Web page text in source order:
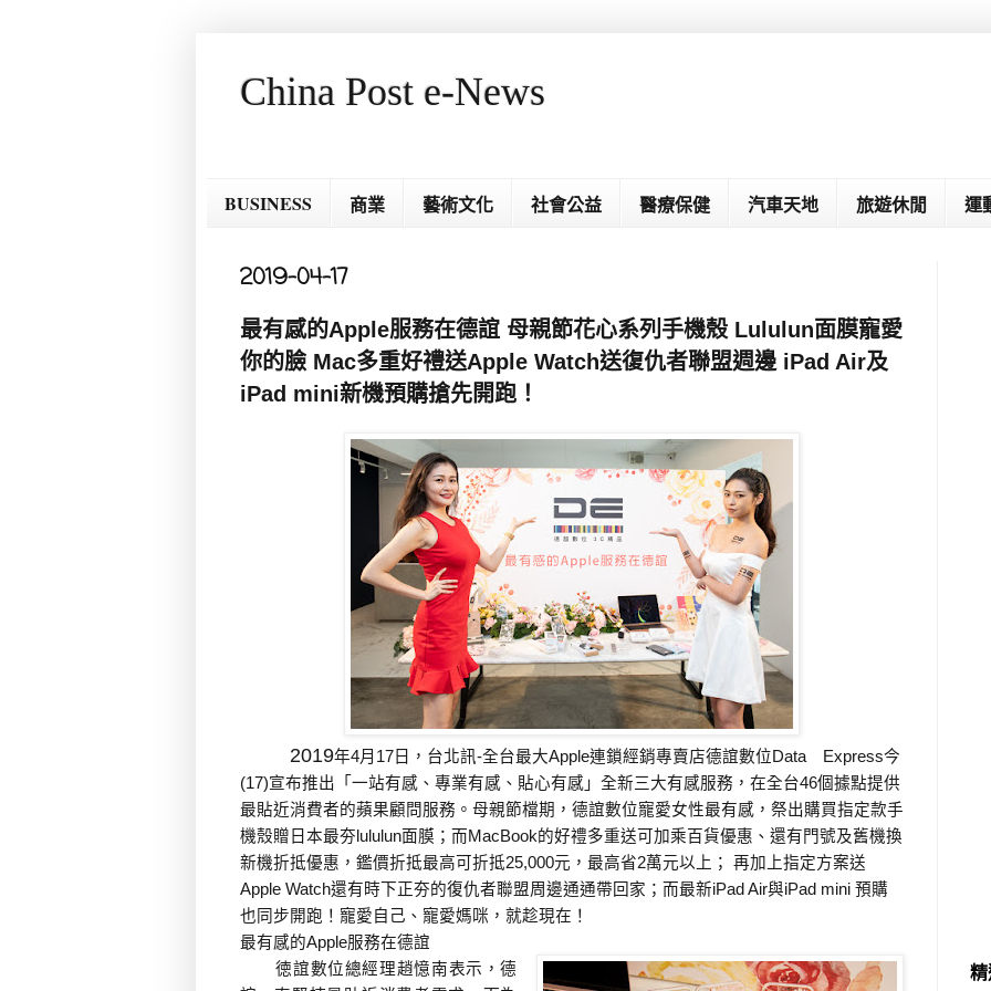
China Post e-News
BUSINESS 商業 藝術文化 社會公益 醫療保健 汽車天地 旅遊休閒 運
2019-04-17
最有感的Apple服務在德誼 母親節花心系列手機殼 Lululun面膜寵愛
你的臉 Mac多重好禮送Apple Watch送復仇者聯盟週邊 iPad Air及
iPad mini新機預購搶先開跑！
2019年4月 17日，台北訊-全台最大Apple連鎖經銷專賣店德誼數位Data Express今
(17)宣布推出「一站有感、專業有感、貼心有感」全新三大有感服務， 在全台46個據點提供
最貼近消費者的蘋果顧問服務。母親節檔期，德誼數位寵愛女性最有感，祭出購買指定款手
機殼贈日本最夯 lululun面膜；而MacBook的好禮多重送可加乘百貨優惠、還有門號及舊機換
新機折抵優惠，鑑價折抵最高可折抵25,000元 ，最高省2萬元以上； 再加上指定方案送
Apple Watch還有時下正夯的復仇者聯盟周邊通通帶回家；而最新iPad Air與iPad mini 預購
也同步開跑！寵愛自己、寵愛媽咪，就趁現在！
最有感的Apple服務在德誼
徳誼數位總經理趙憶南表示，德
精